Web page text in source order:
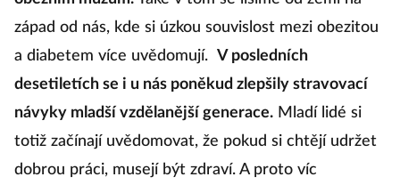
západ od nás, kde si úzkou souvislost mezi obezitou
a diabetem více uvědomují. V posledních
desetiletích se i u nás poněkud zlepšily stravovací
návyky mladší vzdělanější generace. Mladí lidé si
totiž začínají uvědomovat, že pokud si chtějí udržet
dobrou práci, musejí být zdraví. A proto víc